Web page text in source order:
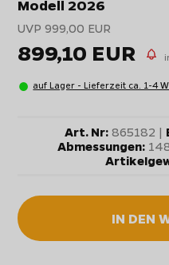
Modell 2026
UVP 999,00 EUR
899,10 EUR
auf Lager - Lieferzeit ca. 1-4
Art. Nr:865182 |
Abmessungen:
IN DEN